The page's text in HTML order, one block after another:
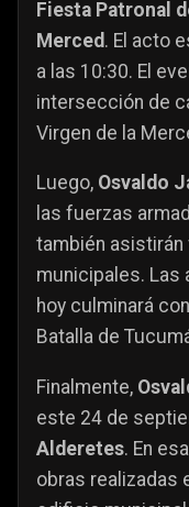
Fiesta Patronal
Merced . El acto
a las 10:30. El
intersección de
Virgen de la
Luego, Osvaldo
las fuerzas
también
municipales. Las
hoy culminará
Batalla de
Finalmente,
este 24 de
Alderetes. En
obras realizadas